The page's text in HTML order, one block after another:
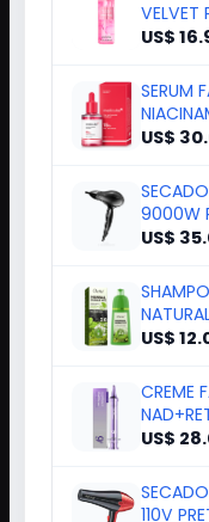
SPLASH
US$
SERUM
30ML
US$
US$
US$
CREME
20ML
US$